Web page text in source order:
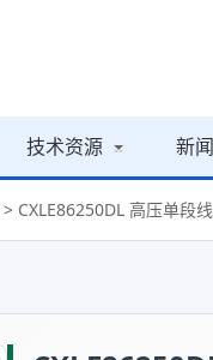
技术资源 新
> CXLE86250DL 高压单段